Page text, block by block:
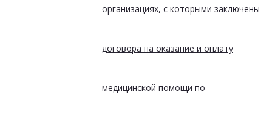
организациях, с которыми заключены
договора на оказание и оплату
медицинской помощи по